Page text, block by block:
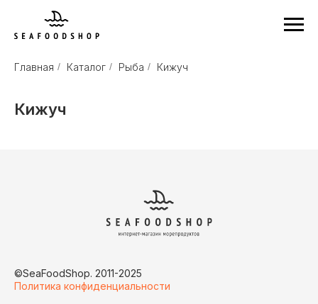
Главная / Каталог / Рыба / Кижуч
Кижуч
©SeaFoodShop. 2011-2025
Политика конфиденциальности